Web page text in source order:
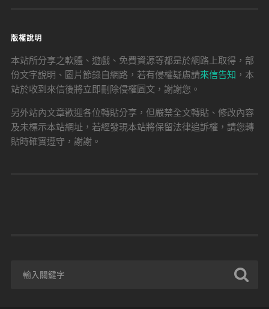
版權說明
本站所分享之軟體、遊戲、免費資源等都是於網路上取得，部
份文字說明、圖片節錄自網路，若有侵權疑慮請來信告知 ，本
站於收到來信後將立即刪除侵權圖文，謝謝您。
另外站內文章歡迎各位轉貼分享，但嚴禁全文轉貼、修改內容
及未標示本站網址，若經發現本站將保留法律追訴權，請您轉
貼時確實遵守，謝謝。